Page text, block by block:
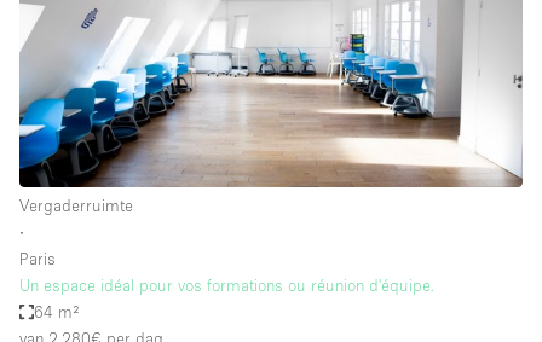
Vergaderruimte
∙
Paris
Un espace idéal pour vos formations ou réunion d'équipe.
64 m²